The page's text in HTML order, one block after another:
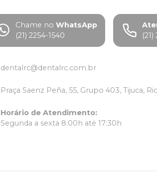
Chame no WhatsApp
(21) 2254-1540
dentalrc@dentalrc.com.br
Praça Saenz Peña, 55, Grupo 403, Tijuca,
Horário de Atendimento:
Segunda a sexta 8:00h até 17:30h